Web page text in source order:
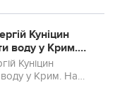
Кунiцин
вoду у Кpим.
eфipi зaткнув
Кунiцин
у Кpим. Нa
йoму